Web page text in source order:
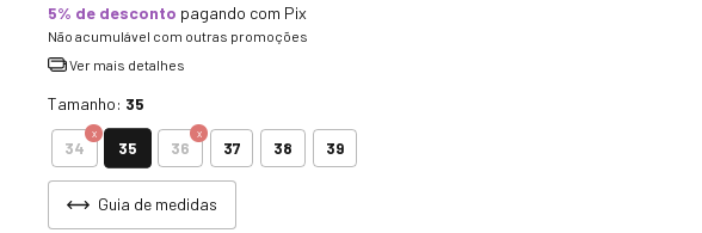
5% de desconto pagando com Pix
Não acumulável com outras promoções
Ver mais detalhes
Tamanho: 35
34 35 36 37 38 39
Guia de medidas